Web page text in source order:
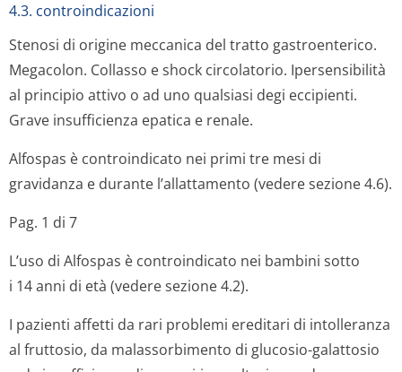
4.3. controindicazioni
Stenosi di origine meccanica del tratto gastroenterico.
Megacolon. Collasso e shock circolatorio. Ipersensibilità
al principio attivo o ad uno qualsiasi degi eccipienti.
Grave insufficienza epatica e renale.
Alfospas è controindicato nei primi tre mesi di
gravidanza e durante l’allattamento (vedere sezione 4.6).
Pag. 1 di 7
L’uso di Alfospas è controindicato nei bambini sotto
i 14 anni di età (vedere sezione 4.2).
I pazienti affetti da rari problemi ereditari di intolleranza
al fruttosio, da malassorbimento di glucosio-galattosio